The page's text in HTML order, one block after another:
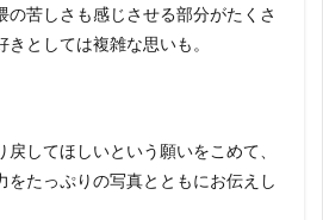
の苦しさも感じさせる部分がたくさ
としては複雑な思いも。
してほしいという願いをこめて、
をたっぷりの写真とともにお伝えし